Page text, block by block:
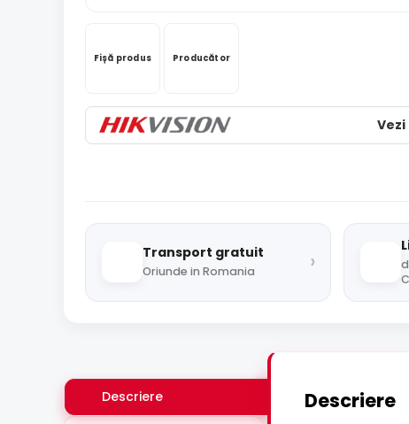
Fișă produs Producător
Transport gratuit
Oriunde in Romania ›
Descriere Descriere